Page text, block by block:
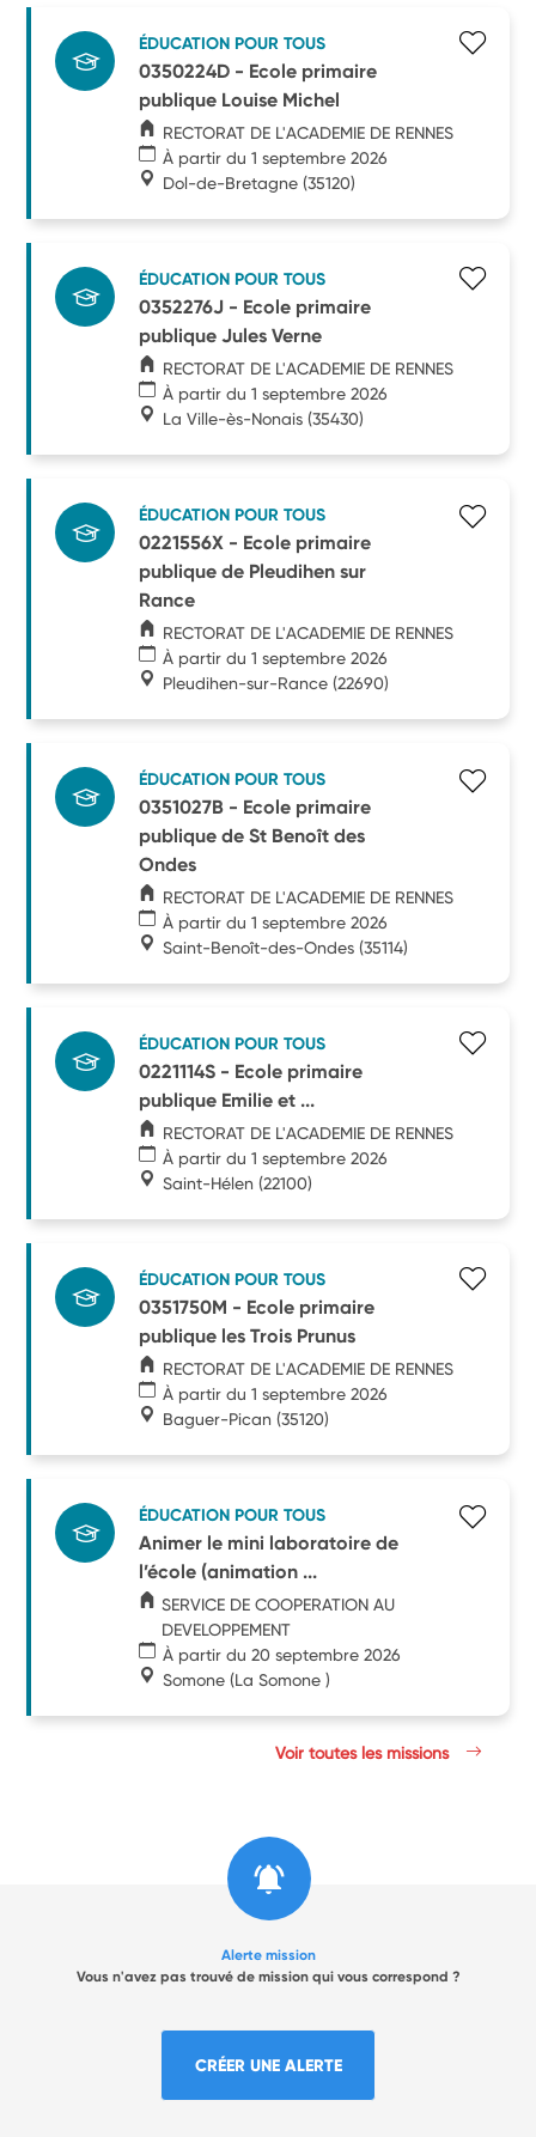
ÉDUCATION POUR TOUS
0350224D - Ecole primaire
publique Louise Michel
RECTORAT DE L'ACADEMIE DE RENNES
À partir du 1 septembre 2026
Dol-de-Bretagne (35120)
ÉDUCATION POUR TOUS
0352276J - Ecole primaire
publique Jules Verne
RECTORAT DE L'ACADEMIE DE RENNES
À partir du 1 septembre 2026
La Ville-ès-Nonais (35430)
ÉDUCATION POUR TOUS
0221556X - Ecole primaire
publique de Pleudihen sur
Rance
RECTORAT DE L'ACADEMIE DE RENNES
À partir du 1 septembre 2026
Pleudihen-sur-Rance (22690)
ÉDUCATION POUR TOUS
0351027B - Ecole primaire
publique de St Benoît des
Ondes
RECTORAT DE L'ACADEMIE DE RENNES
À partir du 1 septembre 2026
Saint-Benoît-des-Ondes (35114)
ÉDUCATION POUR TOUS
0221114S - Ecole primaire
publique Emilie et ...
RECTORAT DE L'ACADEMIE DE RENNES
À partir du 1 septembre 2026
Saint-Hélen (22100)
ÉDUCATION POUR TOUS
0351750M - Ecole primaire
publique les Trois Prunus
RECTORAT DE L'ACADEMIE DE RENNES
À partir du 1 septembre 2026
Baguer-Pican (35120)
ÉDUCATION POUR TOUS
Animer le mini laboratoire de
l’école (animation ...
SERVICE DE COOPERATION AU
DEVELOPPEMENT
À partir du 20 septembre 2026
Somone (La Somone )
Voir toutes les missions
Alerte mission
Vous n'avez pas trouvé de mission qui vous correspond ?
CRÉER UNE ALERTE